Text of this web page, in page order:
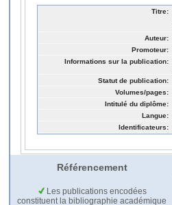
Titre:
Auteur:
Promoteur:
Informations sur la publication:
Statut de publication:
Volumes/pages:
Intitulé du diplôme:
Langue:
Identificateurs:
Référencement
Les publications encodées
constituent la bibliographie académique